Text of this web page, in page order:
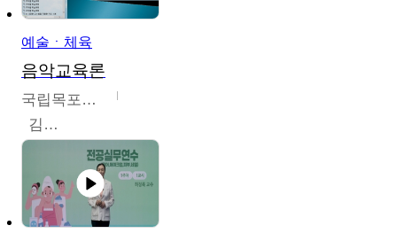
예술ㆍ체육
음악교육론
국립목포대학교
김신영